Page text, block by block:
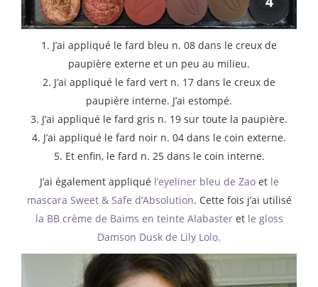
1. J’ai appliqué le fard bleu n. 08 dans le creux de
paupière externe et un peu au milieu.
2. J’ai appliqué le fard vert n. 17 dans le creux de
paupière interne. J’ai estompé.
3. J’ai appliqué le fard gris n. 19 sur toute la paupière.
4. J’ai appliqué le fard noir n. 04 dans le coin externe.
5. Et enfin, le fard n. 25 dans le coin interne.
J’ai également appliqué l’eyeliner bleu de Zaoet le
mascara Sweet & Safe d’Absolution. Cette fois j’ai utilisé
la BB crème de Baims en teinte Alabasteret le gloss
Damson Dusk de Lily Lolo.